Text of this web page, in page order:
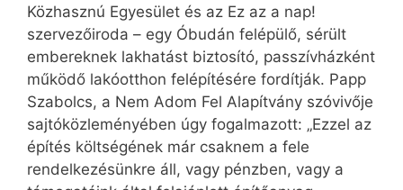
Közhasznú Egyesület és az Ez az a nap!
szervezőiroda – egy Óbudán felépülő, sérült
embereknek lakhatást biztosító, passzívházként
működő lakóotthon felépítésére fordítják. Papp
Szabolcs, a Nem Adom Fel Alapítvány szóvivője
sajtóközleményében úgy fogalmazott: „Ezzel az
építés költségének már csaknem a fele
rendelkezésünkre áll, vagy pénzben, vagy a